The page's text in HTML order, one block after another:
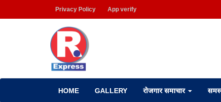
Privacy Policy App verify
HOME GALLERY रोजगार समाचार